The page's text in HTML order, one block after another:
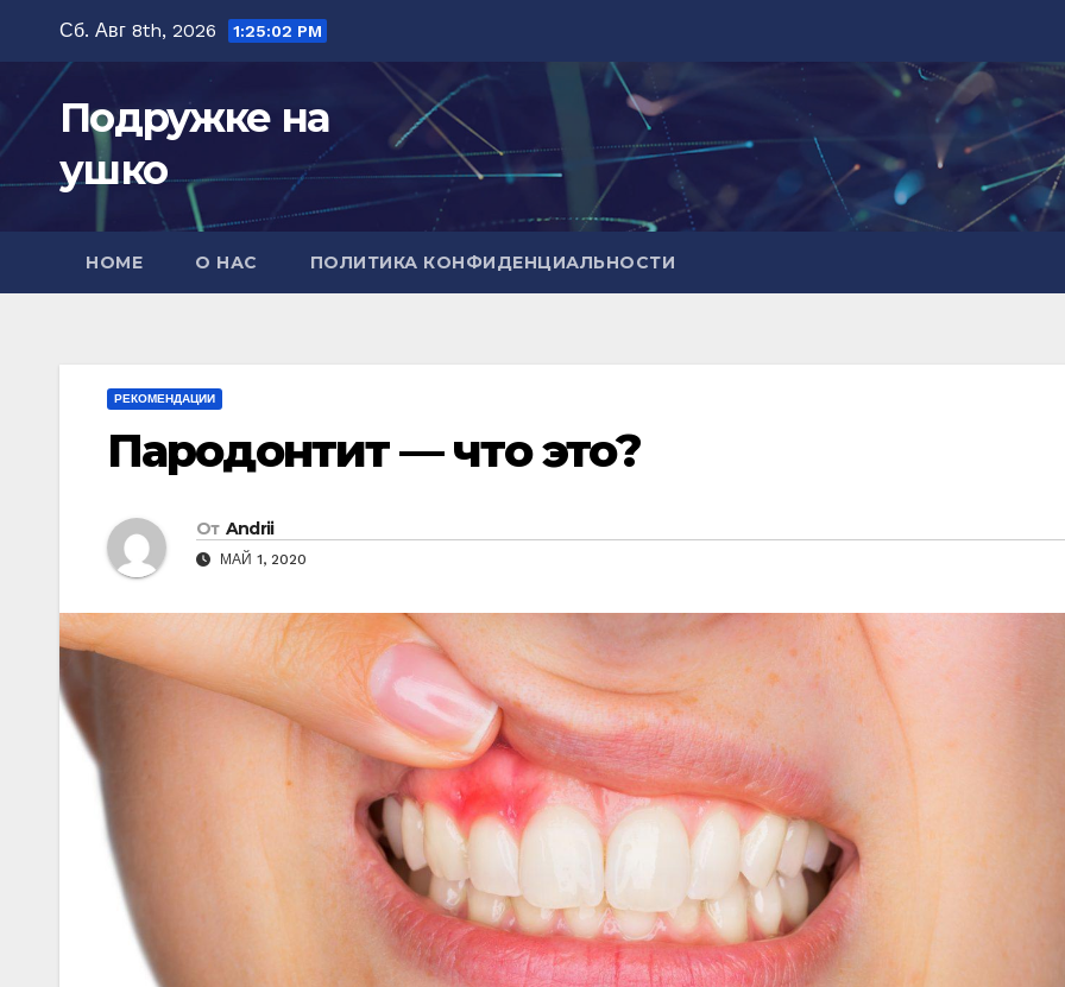
содержимому
Сб. Авг 8th, 2026 1:25:03 PM
Подружке на
ушко
HOME О НАС ПОЛИТИКА КОНФИДЕНЦИАЛЬНОСТИ
РЕКОМЕНДАЦИИ
Пародонтит — что это?
От Andrii
МАЙ 1, 2020